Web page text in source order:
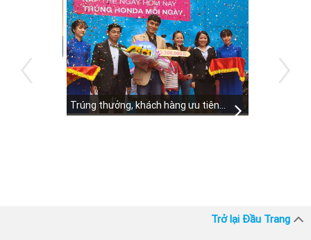
Trúng thưởng, khách hàng ưu tiên “lên đời” xe cho vợ
Trở lại Đầu Trang